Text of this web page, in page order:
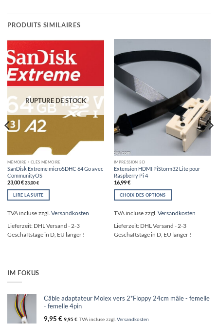
PRODUITS SIMILAIRES
RUPTURE DE STOCK
MÉMOIRE / CLÉS MÉMOIRE
SanDisk Extreme microSDHC 64 Go avec
CommunityOS
23,00€ 23,00€
LIRE LA SUITE
TVA incluse zzgl. Versandkosten
Lieferzeit: DHL Versand - 2-3
Geschäftstage in D, EU länger !
IMPRESSION 3D
Extension HDMI PiStorm32 Lite pour
Raspberry Pi 4
16,99€
CHOIX DES OPTIONS
produit
plusieurs
variations.
produit
TVA incluse zzgl. Versandkosten
Lieferzeit: DHL Versand - 2-3
Geschäftstage in D, EU länger !
IM FOKUS
Câble adaptateur Molex vers 2*Floppy 24cm mâle - femelle
- femelle 4pin
9,95 € 9,95€ TVA incluse zzgl. Versandkosten